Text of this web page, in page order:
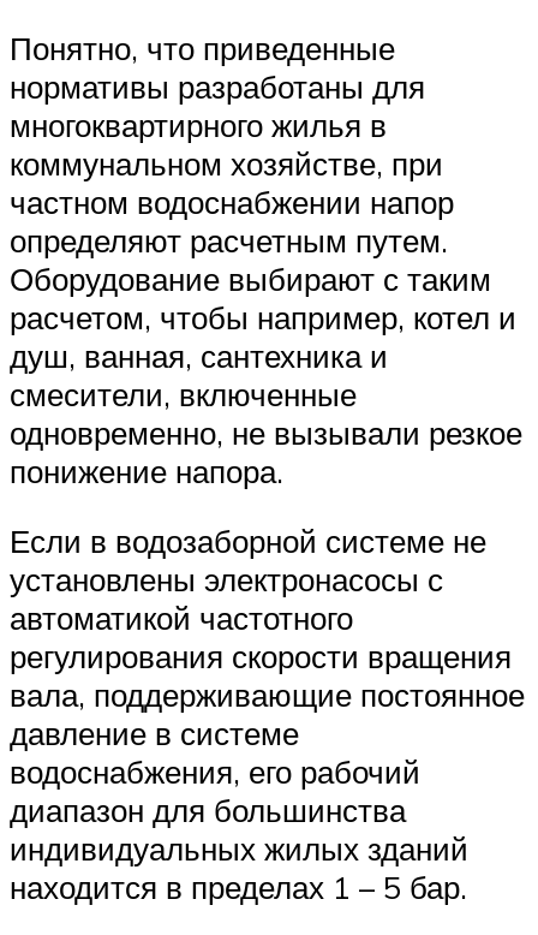
Понятно, что приведенные
нормативы разработаны для
многоквартирного жилья в
коммунальном хозяйстве, при
частном водоснабжении напор
определяют расчетным путем.
Оборудование выбирают с таким
расчетом, чтобы например, котел и
душ, ванная, сантехника и
смесители, включенные
одновременно, не вызывали резкое
понижение напора.
Если в водозаборной системе не
установлены электронасосы с
автоматикой частотного
регулирования скорости вращения
вала, поддерживающие постоянное
давление в системе
водоснабжения, его рабочий
диапазон для большинства
индивидуальных жилых зданий
находится в пределах 1 – 5 бар.